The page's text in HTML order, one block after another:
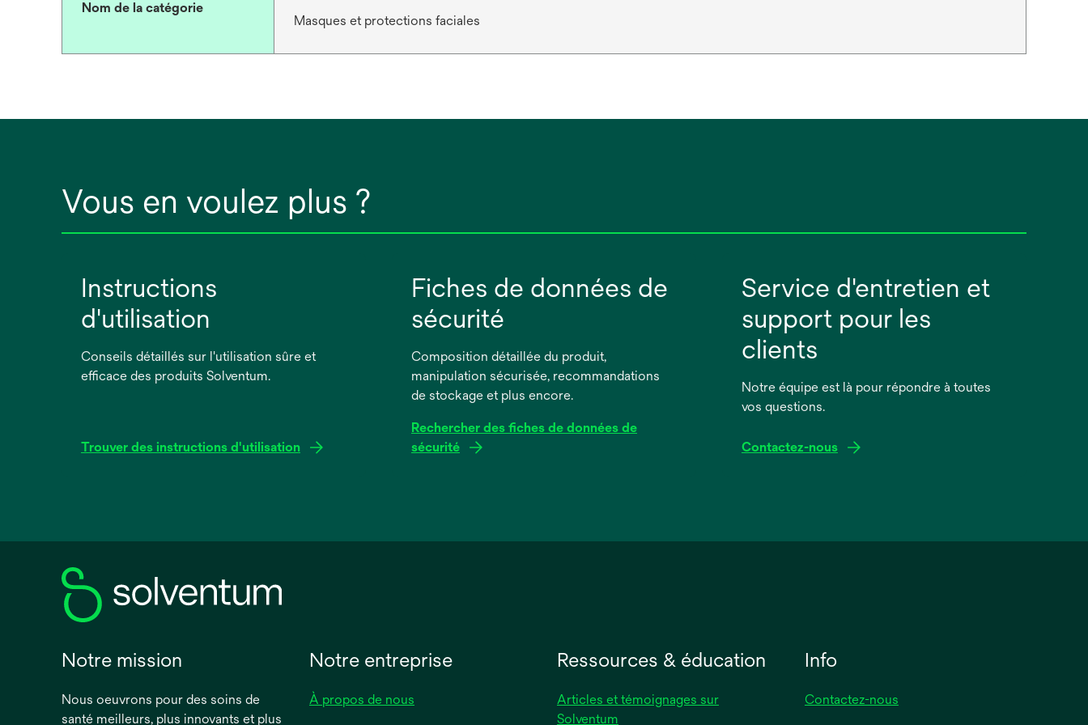
Nom de la catégorie
Masques et protections faciales
Vous en voulez plus ?
Instructions
d'utilisation
Conseils détaillés sur l'utilisation sûre et
efficace des produits Solventum.
Trouver des instructions d'utilisation
nouvel
Fiches de données de
sécurité
Composition détaillée du produit,
manipulation sécurisée, recommandations
de stockage et plus encore.
Rechercher des fiches de données de
sécurité
nouvel
Service d'entretien et
support pour les
clients
Notre équipe est là pour répondre à toutes
vos questions.
Contactez-nous
Notre mission
Nous oeuvrons pour des soins de
santé meilleurs, plus innovants et plus
Notre entreprise
À propos de nous
Ressources & éducation
Articles et témoignages sur
Solventum
Info
Contactez-nous